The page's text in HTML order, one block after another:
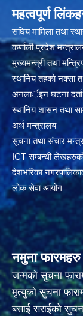
महत्वपूर्ण
संघिय मामिला तथा
कर्णाली प्रदेश
मुख्यमन्त्री तथा
स्थानिय तहकाे नक्सा
अनलार्इन घटना दर्ता
स्थानिय शासन तथा
अर्थ मन्त्रालय
सूचना तथा संचार
ICT सम्बन्धी
देशभरिका
लोक सेवा आयोग
नमुना फारमहरु
जन्मको सुचना
मृत्युको सुचना
बसाई सराईको